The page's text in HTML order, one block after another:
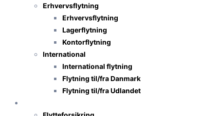
Erhvervsflytning
Erhvervsflytning
Lagerflytning
Kontorflytning
International
International flytning
Flytning til/fra Danmark
Flytning til/fra Udlandet